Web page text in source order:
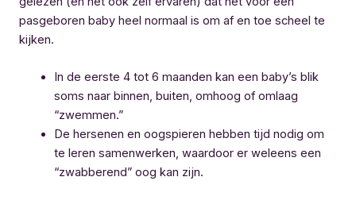
pasgeboren baby heel normaal is om af en toe scheel te
kijken.
In de eerste 4 tot 6 maanden kan een baby’s blik
soms naar binnen, buiten, omhoog of omlaag
“zwemmen.”
De hersenen en oogspieren hebben tijd nodig om
te leren samenwerken, waardoor er weleens een
“zwabberend” oog kan zijn.